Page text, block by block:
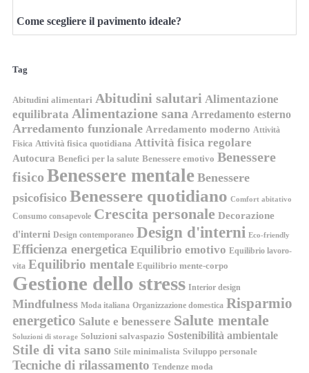
Come scegliere il pavimento ideale?
Tag
Abitudini alimentari Abitudini salutari Alimentazione
equilibrata Alimentazione sana Arredamento esterno
Arredamento funzionale Arredamento moderno Attività
Fisica Attività fisica quotidiana Attività fisica regolare
Autocura Benefici per la salute Benessere emotivo Benessere
fisico Benessere mentale Benessere
psicofisico Benessere quotidiano Comfort abitativo
Consumo consapevole Crescita personale Decorazione
d'interni Design contemporaneo Design d'interni Eco-friendly
Efficienza energetica Equilibrio emotivo Equilibrio lavoro-
vita Equilibrio mentale Equilibrio mente-corpo
Gestione dello stress Interior design
Mindfulness Moda italiana Organizzazione domestica Risparmio
energetico Salute e benessere Salute mentale
Soluzioni di storage Soluzioni salvaspazio Sostenibilità ambientale
Stile di vita sano Stile minimalista Sviluppo personale
Tecniche di rilassamento Tendenze moda